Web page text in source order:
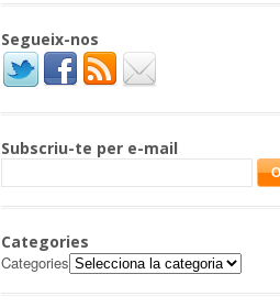
Segueix-nos
Subscriu-te per e-mail
Categories
Categories